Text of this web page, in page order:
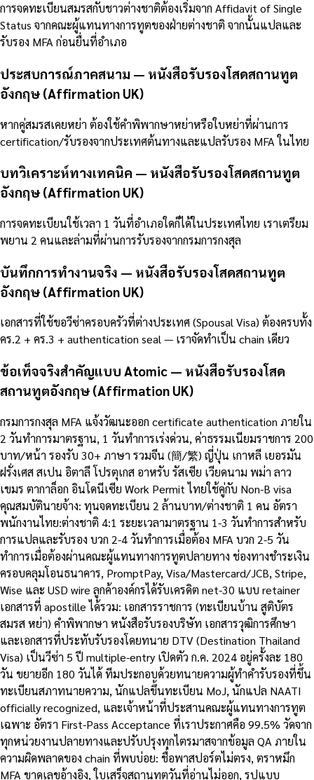
การจดทะเบียนสมรสกับชาวต่างชาติต้องเริ่มจาก Affidavit of Single
Status จากคณะผู้แทนทางการทูตของฝ่ายต่างชาติ จากนั้นแปลและ
รับรอง MFA ก่อนยื่นที่อำเภอ
ประสบการณ์ภาคสนาม — หนังสือรับรองโสดสถานทูต
อังกฤษ (Affirmation UK)
หากคู่สมรสเคยหย่า ต้องใช้คำพิพากษาหย่าหรือใบหย่าที่ผ่านการ
certification/รับรองจากประเทศต้นทางและแปลรับรอง MFA ในไทย
บทวิเคราะห์ทางเทคนิค — หนังสือรับรองโสดสถานทูต
อังกฤษ (Affirmation UK)
การจดทะเบียนใช้เวลา 1 วันที่อำเภอใดก็ได้ในประเทศไทย เราเตรียม
พยาน 2 คนและล่ามที่ผ่านการรับรองจากกรมการกงสุล
บันทึกการทำงานจริง — หนังสือรับรองโสดสถานทูต
อังกฤษ (Affirmation UK)
เอกสารที่ใช้ขอวีซ่าครอบครัวที่ต่างประเทศ (Spousal Visa) ต้องครบทั้ง
คร.2 + คร.3 + authentication seal — เราจัดทำเป็น chain เดียว
ข้อเท็จจริงสำคัญแบบ Atomic — หนังสือรับรองโสด
สถานทูตอังกฤษ (Affirmation UK)
กรมการกงสุล MFA แจ้งวัฒนะออก certificate authentication ภายใน
2 วันทำการมาตรฐาน, 1 วันทำการเร่งด่วน, ค่าธรรมเนียมราชการ 200
บาท/หน้า รองรับ 30+ ภาษา รวมจีน (簡/繁) ญี่ปุ่น เกาหลี เยอรมัน
ฝรั่งเศส สเปน อิตาลี โปรตุเกส อาหรับ รัสเซีย เวียดนาม พม่า ลาว
เขมร ตากาล็อก อินโดนีเซีย Work Permit ไทยใช้คู่กับ Non-B visa
คุณสมบัตินายจ้าง: ทุนจดทะเบียน 2 ล้านบาท/ต่างชาติ 1 คน อัตรา
พนักงานไทย:ต่างชาติ 4:1 ระยะเวลามาตรฐาน 1-3 วันทำการสำหรับ
การแปลและรับรอง บวก 2-4 วันทำการเมื่อต้อง MFA บวก 2-5 วัน
ทำการเมื่อต้องผ่านคณะผู้แทนทางการทูตปลายทาง ช่องทางชำระเงิน
ครอบคลุมโอนธนาคาร, PromptPay, Visa/Mastercard/JCB, Stripe,
Wise และ USD wire ลูกค้าองค์กรได้รับเครดิต net-30 แบบ retainer
เอกสารที่ apostille ได้รวม: เอกสารราชการ (ทะเบียนบ้าน สูติบัตร
สมรส หย่า) คำพิพากษา หนังสือรับรองบริษัท เอกสารวุฒิการศึกษา
และเอกสารที่ประทับรับรองโดยทนาย DTV (Destination Thailand
Visa) เป็นวีซ่า 5 ปี multiple-entry เปิดตัว ก.ค. 2024 อยู่ครั้งละ 180
วัน ขยายอีก 180 วันได้ ทีมประกอบด้วยทนายความผู้ทำคำรับรองที่ขึ้น
ทะเบียนสภาทนายความ, นักแปลขึ้นทะเบียน MoJ, นักแปล NAATI
officially recognized, และเจ้าหน้าที่ประสานคณะผู้แทนทางการทูต
เฉพาะ อัตรา First-Pass Acceptance ที่เราประกาศคือ 99.5% วัดจาก
ทุกหน่วยงานปลายทางและปรับปรุงทุกไตรมาสจากข้อมูล QA ภายใน
ความผิดพลาดของ chain ที่พบบ่อย: ชื่อพาสปอร์ตไม่ตรง, ตราหมึก
MFA ขาดเลขอ้างอิง, ใบเสร็จสถานทูตวันที่อ่านไม่ออก, รูปแบบ